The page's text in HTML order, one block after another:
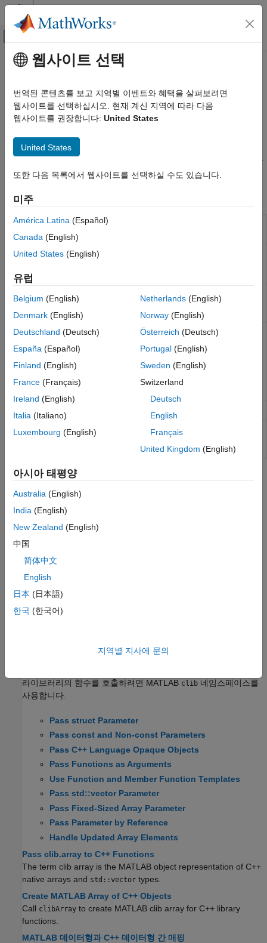
콘텐츠로 바로 가기
오프캔버스 탐색 메뉴 토글
문서 홈
외부 언어 인터페이스
MATLAB과 C++
카테고리
인터페이스 작성하기
라이브러리에 사용하기
주요 콘텐츠
사전 작성된MATLAB
C/C++ 라이브러리에 사용하기
C 또는 C++ 라이브러리의 함수를 호출하기 위해 MATLAB
C/C++ 공유 라이브러리에 대해 퍼블리시된 MATLAB
인터페이스가 있는 경우 직접 MATLAB에서 아래 클래스와 함수를
사용하여 MATLAB과 C/C++ 간에 데이터를 전달할 수 있습니다.
함수
clibArray
clibConvertArray
parameters for C/C++ library
interface(R2023a 이후)
CLibraryConfiguration
C/C++ library interface
이후)
clibIsNull C++ 객체가 null인지 확인
underlyingValue
Underlying numeric value for C++
enumeration object created in
MATLAB
도움말 항목
C/C++ 라이브러리 인터페이스 구성하기
Set Run-Time Library Path for C/C++ Interface
If the C/C++ library has a compiled library file, then that file and
its dependencies must be on your system path or run-time
search path (rpath).
Load C/C++ Library In-Process or Out-of-Process
Execute C/C++ functions in processes that are the same as or
separate from the MATLAB process.
Display Help for MATLAB Interface to C++ Library
에서 C/C++ 라이브러리 사용하기
라이브러리의 함수를 호출하려면 MATLAB clib 네임스페이스를
사용합니다.
Pass struct Parameter
Pass const and Non-const Parameters
Pass C++ Language Opaque Objects
Pass Functions as Arguments
Use Function and Member Function Templates
Pass std::vector Parameter
Pass Fixed-Sized Array Parameter
Pass Parameter by Reference
Handle Updated Array Elements
Pass clib.array to C++ Functions
The term clib array is the MATLAB object representation of C++
native arrays and std::vector types.
Create MATLAB Array of C++ Objects
Call clibArray to create MATLAB clib array for C++ library
functions.
MATLAB 데이터형과 C++ 데이터형 간 매핑
웹사이트 선택
번역된 콘텐츠를 보고 지역별 이벤트와 혜택을 살펴보려면
웹사이트를 선택하십시오. 현재 계신 지역에 따라 다음
웹사이트를 권장합니다: United States
United States
또한 다음 목록에서 웹사이트를 선택하실 수도 있습니다.
미주
América Latina (Español)
Canada (English)
United States (English)
유럽
Belgium (English)
Denmark (English)
Deutschland (Deutsch)
España (Español)
Finland (English)
France (Français)
Ireland (English)
Italia (Italiano)
Luxembourg (English)
Netherlands(English)
Norway(English)
Österreich (Deutsch)
Portugal(English)
Sweden (English)
Switzerland
Deutsch
English
Français
United Kingdom (English)
아시아 태평양
Australia (English)
India (English)
New Zealand (English)
中国
简体中文
English
日本 (日本語)
한국 (한국어)
지역별 지사에 문의